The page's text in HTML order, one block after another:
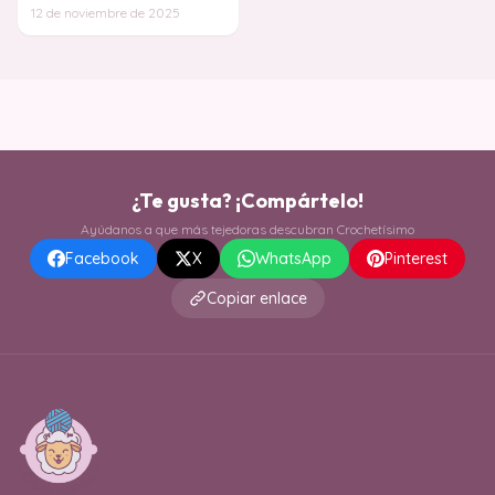
personali
12 de noviembre de 2025
¿Te gusta? ¡Compártelo!
Ayúdanos a que más tejedoras descubran Crochetísimo
Facebook X WhatsApp
Pinterest
Copiar enlace